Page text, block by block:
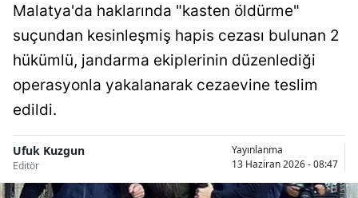
Artvin
Aydın
Balıkesir
Bingöl
Malatya'da haklarında "kasten öldürme"
suçundan kesinleşmiş hapis cezası bulunan 2
hükümlü, jandarma ekiplerinin düzenlediği
operasyonla yakalanarak cezaevine teslim
edildi.
Ufuk Kuzgun
Editör
Yayınlanma
13 Haziran 2026 - 08:47